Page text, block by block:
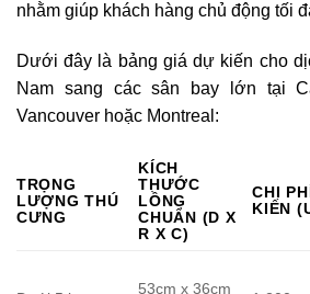
nhằm giúp khách hàng chủ động tối
Dưới đây là bảng giá dự kiến cho
Nam sang các sân bay lớn tại
Vancouver hoặc Montreal:
TRỌNG
LƯỢNG THÚ
CƯNG
KÍCH
THƯỚC
LỒNG
CHUẨN (D X
R X C)
CHI
KIẾN
53cm x 36cm